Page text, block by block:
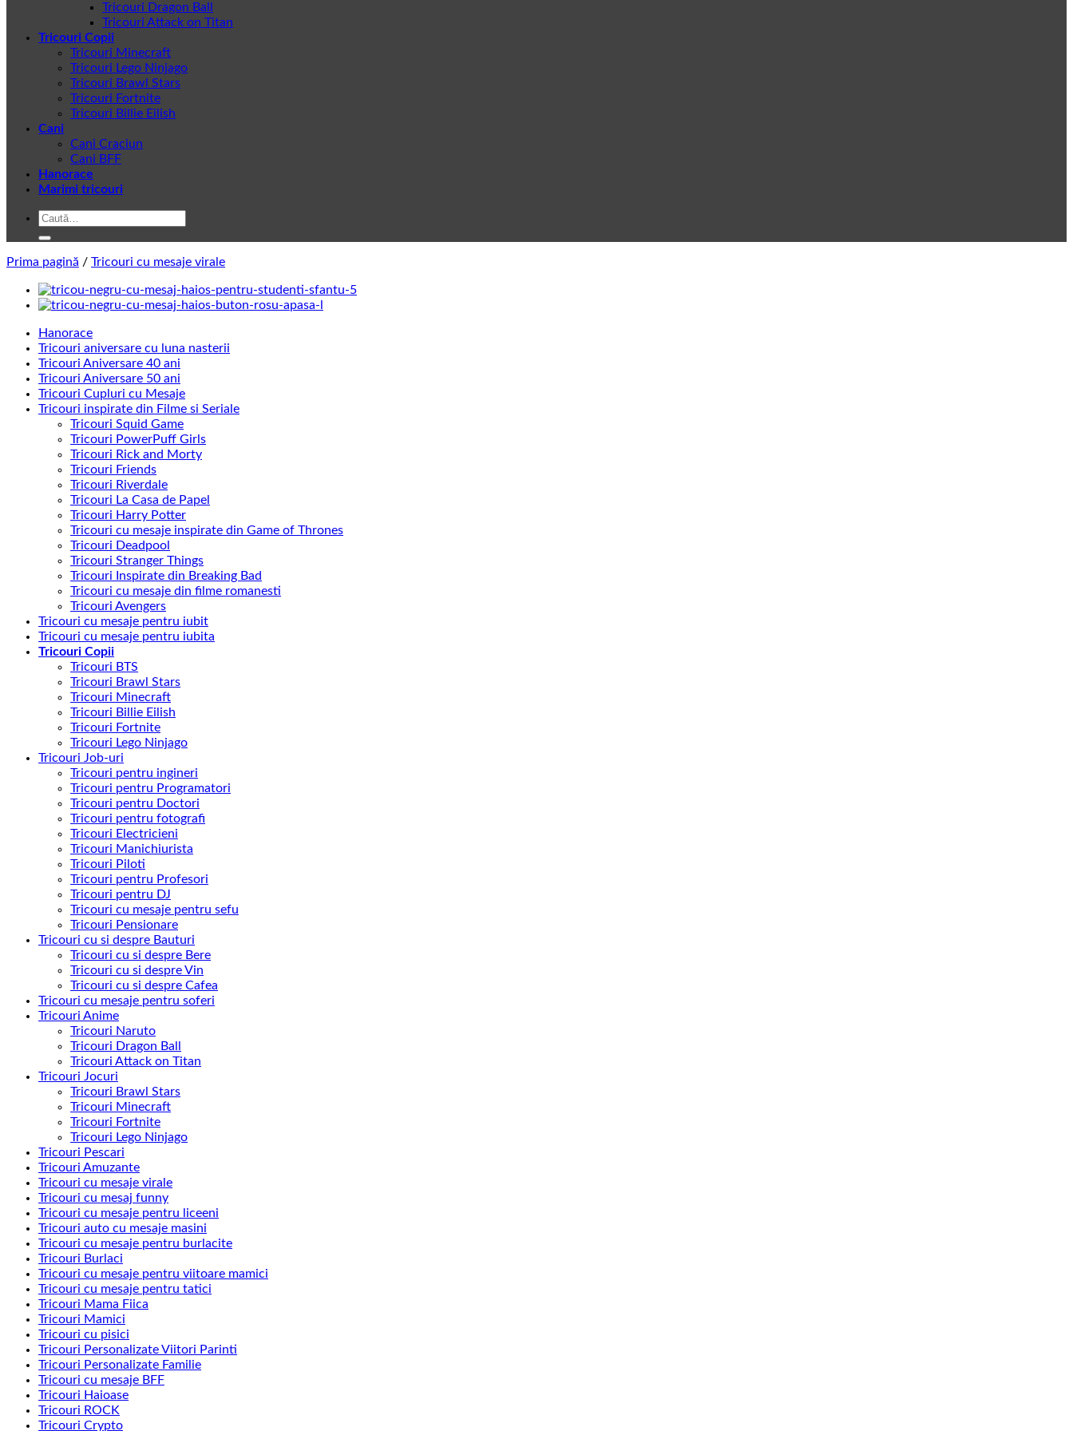
Tricouri Dragon Ball
Tricouri Attack on Titan
Tricouri Copii
Tricouri Minecraft
Tricouri Lego Ninjago
Tricouri Brawl Stars
Tricouri Fortnite
Tricouri Billie Eilish
Cani
Cani Craciun
Cani BFF
Hanorace
Marimi tricouri
Caută
Prima pagină / Tricouri cu mesaje virale
Hanorace
Tricouri aniversare cu luna nasterii
Tricouri Aniversare 40 ani
Tricouri Aniversare 50 ani
Tricouri Cupluri cu Mesaje
Tricouri inspirate din Filme si Seriale
Tricouri Squid Game
Tricouri PowerPuff Girls
Tricouri Rick and Morty
Tricouri Friends
Tricouri Riverdale
Tricouri La Casa de Papel
Tricouri Harry Potter
Tricouri cu mesaje inspirate din Game of Thrones
Tricouri Deadpool
Tricouri Stranger Things
Tricouri Inspirate din Breaking Bad
Tricouri cu mesaje din filme romanesti
Tricouri Avengers
Tricouri cu mesaje pentru iubit
Tricouri cu mesaje pentru iubita
Tricouri Copii
Tricouri BTS
Tricouri Brawl Stars
Tricouri Minecraft
Tricouri Billie Eilish
Tricouri Fortnite
Tricouri Lego Ninjago
Tricouri Job-uri
Tricouri pentru ingineri
Tricouri pentru Programatori
Tricouri pentru Doctori
Tricouri pentru fotografi
Tricouri Electricieni
Tricouri Manichiurista
Tricouri Piloti
Tricouri pentru Profesori
Tricouri pentru DJ
Tricouri cu mesaje pentru sefu
Tricouri Pensionare
Tricouri cu si despre Bauturi
Tricouri cu si despre Bere
Tricouri cu si despre Vin
Tricouri cu si despre Cafea
Tricouri cu mesaje pentru soferi
Tricouri Anime
Tricouri Naruto
Tricouri Dragon Ball
Tricouri Attack on Titan
Tricouri Jocuri
Tricouri Brawl Stars
Tricouri Minecraft
Tricouri Fortnite
Tricouri Lego Ninjago
Tricouri Pescari
Tricouri Amuzante
Tricouri cu mesaje virale
Tricouri cu mesaj funny
Tricouri cu mesaje pentru liceeni
Tricouri auto cu mesaje masini
Tricouri cu mesaje pentru burlacite
Tricouri Burlaci
Tricouri cu mesaje pentru viitoare mamici
Tricouri cu mesaje pentru tatici
Tricouri Mama Fiica
Tricouri Mamici
Tricouri cu pisici
Tricouri Personalizate Viitori Parinti
Tricouri Personalizate Familie
Tricouri cu mesaje BFF
Tricouri Haioase
Tricouri ROCK
Tricouri Crypto